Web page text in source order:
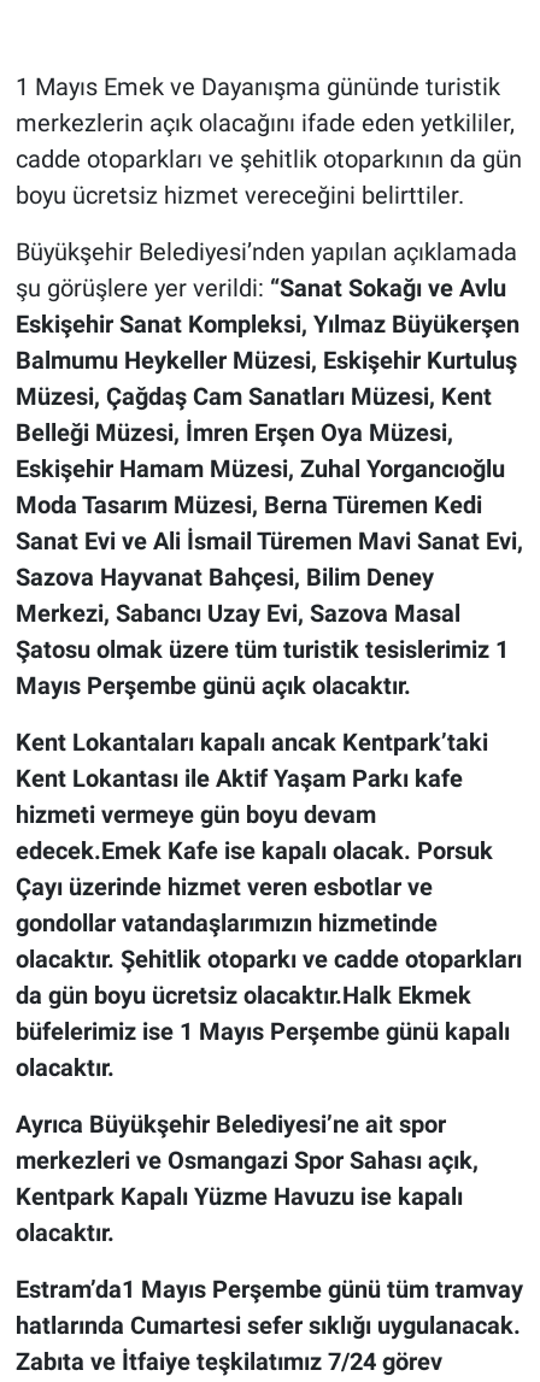
1 Mayıs Emek ve Dayanışma gününde turistik
merkezlerin açık olacağını ifade eden yetkililer,
cadde otoparkları ve şehitlik otoparkının da gün
boyu ücretsiz hizmet vereceğini belirttiler.
Büyükşehir Belediyesi’nden yapılan açıklamada
şu görüşlere yer verildi: “Sanat Sokağı ve Avlu
Eskişehir Sanat Kompleksi, Yılmaz Büyükerşen
Balmumu Heykeller Müzesi, Eskişehir Kurtuluş
Müzesi, Çağdaş Cam Sanatları Müzesi, Kent
Belleği Müzesi, İmren Erşen Oya Müzesi,
Eskişehir Hamam Müzesi, Zuhal Yorgancıoğlu
Moda Tasarım Müzesi, Berna Türemen Kedi
Sanat Evi ve Ali İsmail Türemen Mavi Sanat Evi,
Sazova Hayvanat Bahçesi, Bilim Deney
Merkezi, Sabancı Uzay Evi, Sazova Masal
Şatosu olmak üzere tüm turistik tesislerimiz 1
Mayıs Perşembe günü açık olacaktır.
Kent Lokantaları kapalı ancak Kentpark’taki
Kent Lokantası ile Aktif Yaşam Parkı kafe
hizmeti vermeye gün boyu devam
edecek.Emek Kafe ise kapalı olacak. Porsuk
Çayı üzerinde hizmet veren esbotlar ve
gondollar vatandaşlarımızın hizmetinde
olacaktır. Şehitlik otoparkı ve cadde otoparkları
da gün boyu ücretsiz olacaktır.Halk Ekmek
büfelerimiz ise 1 Mayıs Perşembe günü kapalı
olacaktır.
Ayrıca Büyükşehir Belediyesi’ne ait spor
merkezleri ve Osmangazi Spor Sahası açık,
Kentpark Kapalı Yüzme Havuzu ise kapalı
olacaktır.
Estram’da1 Mayıs Perşembe günü tüm tramvay
hatlarında Cumartesi sefer sıklığı uygulanacak.
Zabıta ve İtfaiye teşkilatımız 7/24 görev